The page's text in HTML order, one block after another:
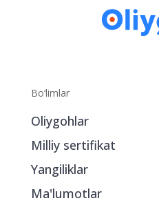
Bo‘limlar
Oliygohlar
Milliy sertifikat
Yangiliklar
Ma'lumotlar